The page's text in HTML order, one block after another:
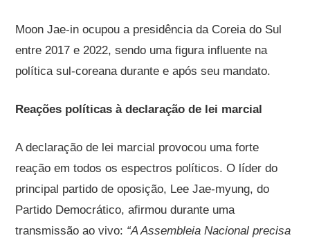
Moon Jae-in ocupou a presidência da Coreia do Sul
entre 2017 e 2022, sendo uma figura influente na
política sul-coreana durante e após seu mandato.
Reações políticas à declaração de lei marcial
A declaração de lei marcial provocou uma forte
reação em todos os espectros políticos. O líder do
principal partido de oposição, Lee Jae-myung, do
Partido Democrático, afirmou durante uma
transmissão ao vivo: “A Assembleia Nacional precisa